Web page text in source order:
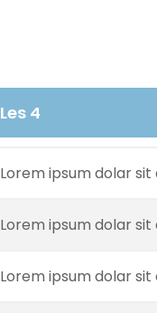
Les 4
Lorem ipsum dolar
Lorem ipsum dolar
Lorem ipsum dolar